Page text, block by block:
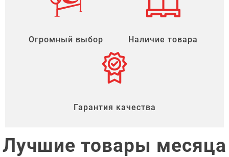
Огромный выбор Наличие товара
Гарантия качества
Лучшие товары месяца